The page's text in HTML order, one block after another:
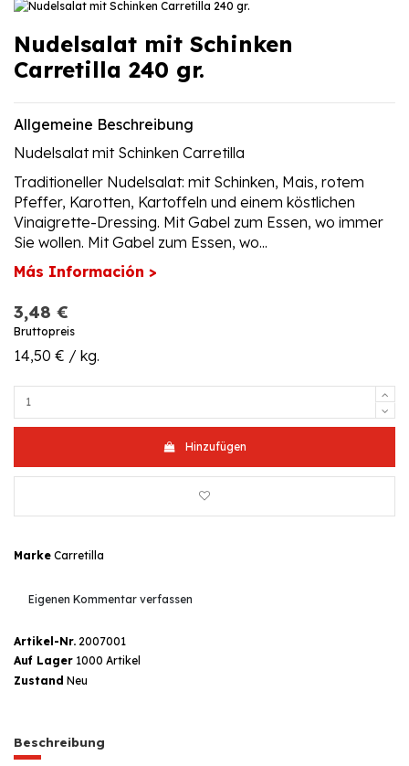
Nudelsalat mit Schinken
Carretilla 240 gr.
Allgemeine Beschreibung
Nudelsalat mit Schinken Carretilla
Traditioneller Nudelsalat: mit Schinken, Mais, rotem
Pfeffer, Karotten, Kartoffeln und einem köstlichen
Vinaigrette-Dressing. Mit Gabel zum Essen, wo immer
Sie wollen. Mit Gabel zum Essen, wo...
Más Información >
3,48 €
Bruttopreis
14,50 € / kg.
Hinzufügen
Marke Carretilla
Eigenen Kommentar verfassen
Artikel-Nr. 2007001
Auf Lager 1000 Artikel
Zustand Neu
Beschreibung